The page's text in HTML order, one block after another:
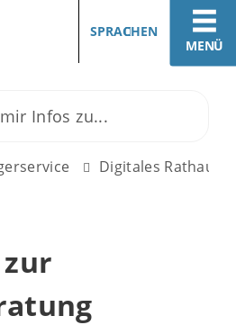
MENÜ
SPRACHEN
Digitales Rathaus